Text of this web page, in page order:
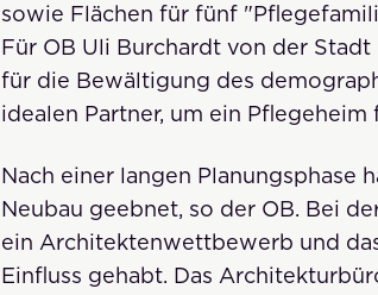
sowie Flächen für fünf
Für OB Uli Burchardt von der
für die Bewältigung des
idealen Partner, um ein
Nach einer langen Planungsphase
Neubau geebnet, so der OB. Bei
ein Architektenwettbewerb und
Einfluss gehabt. Das